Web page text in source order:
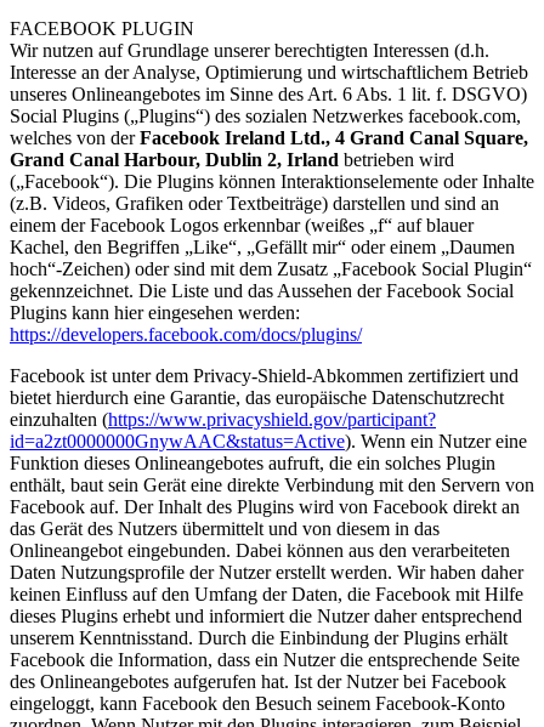
FACEBOOK PLUGIN
Wir nutzen auf Grundlage unserer berechtigten Interessen (d.h.
Interesse an der Analyse, Optimierung und wirtschaftlichem Betrieb
unseres Onlineangebotes im Sinne des Art. 6 Abs. 1 lit. f. DSGVO)
Social Plugins („Plugins“) des sozialen Netzwerkes facebook.com,
welches von derFacebook Ireland Ltd., 4 Grand Canal Square,
Grand Canal Harbour, Dublin 2, Irland betrieben wird
(„Facebook“). Die Plugins können Interaktionselemente oder Inhalte
(z.B. Videos, Grafiken oder Textbeiträge) darstellen und sind an
einem der Facebook Logos erkennbar (weißes „f“ auf blauer
Kachel, den Begriffen „Like“, „Gefällt mir“ oder einem „Daumen
hoch“-Zeichen) oder sind mit dem Zusatz „Facebook Social Plugin“
gekennzeichnet. Die Liste und das Aussehen der Facebook Social
Plugins kann hier eingesehen werden:
https://developers.facebook.com/docs/plugins/
Facebook ist unter dem Privacy-Shield-Abkommen zertifiziert und
bietet hierdurch eine Garantie, das europäische Datenschutzrecht
einzuhalten (https://www.privacyshield.gov/participant?
id=a2zt0000000GnywAAC&status=Active). Wenn ein Nutzer eine
Funktion dieses Onlineangebotes aufruft, die ein solches Plugin
enthält, baut sein Gerät eine direkte Verbindung mit den Servern von
Facebook auf. Der Inhalt des Plugins wird von Facebook direkt an
das Gerät des Nutzers übermittelt und von diesem in das
Onlineangebot eingebunden. Dabei können aus den verarbeiteten
Daten Nutzungsprofile der Nutzer erstellt werden. Wir haben daher
keinen Einfluss auf den Umfang der Daten, die Facebook mit Hilfe
dieses Plugins erhebt und informiert die Nutzer daher entsprechend
unserem Kenntnisstand. Durch die Einbindung der Plugins erhält
Facebook die Information, dass ein Nutzer die entsprechende Seite
des Onlineangebotes aufgerufen hat. Ist der Nutzer bei Facebook
eingeloggt, kann Facebook den Besuch seinem Facebook-Konto